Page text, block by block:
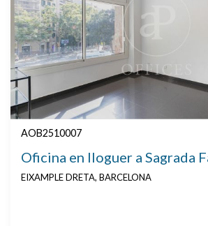
AOB2510007
Oficina en lloguer a Sagrada
EIXAMPLE DRETA, BARCELONA